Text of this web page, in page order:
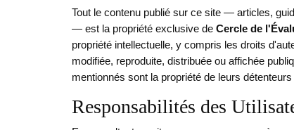
Tout le contenu publié sur ce site — articles,
— est la propriété exclusive de Cercle de
propriété intellectuelle, y compris les droits
modifiée, reproduite, distribuée ou affichée
mentionnés sont la propriété de leurs
Responsabilités des